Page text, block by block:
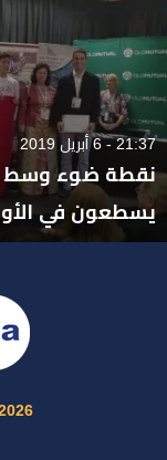
21:37 - 6 أبريل 2019
نقطة ضوء وسط
يسطعون في
2026 © جميع الحقوق